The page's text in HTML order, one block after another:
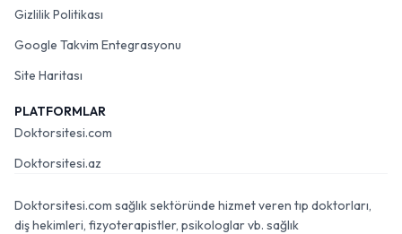
Gizlilik Politikası
Google Takvim Entegrasyonu
Site Haritası
PLATFORMLAR
Doktorsitesi.com
Doktorsitesi.az
Doktorsitesi.com sağlık sektöründe hizmet veren tıp doktorları,
diş hekimleri, fizyoterapistler, psikologlar vb. sağlık